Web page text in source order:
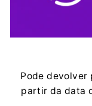
Pode devolver
partir da data